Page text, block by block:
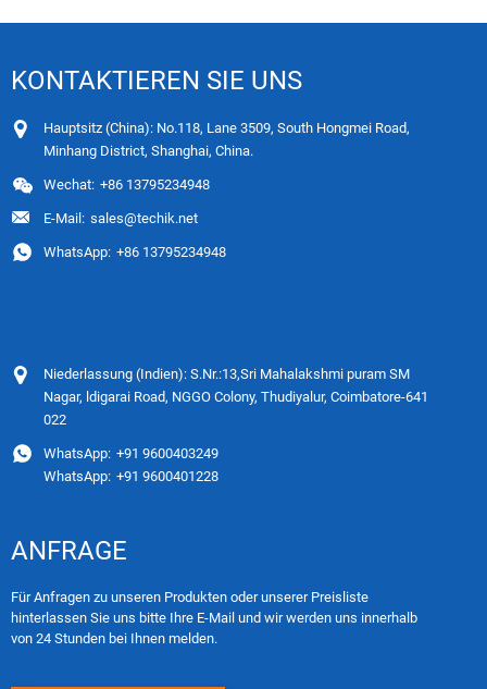
KONTAKTIEREN SIE UNS
Hauptsitz (China): No.118, Lane 3509, South Hongmei Road,
Minhang District, Shanghai, China.
Wechat: +86 13795234948
E-Mail: sales@techik.net
WhatsApp: +86 13795234948
Niederlassung (Indien): S.Nr.:13,Sri Mahalakshmi puram SM
Nagar, ldigarai Road, NGGO Colony, Thudiyalur, Coimbatore-641
022
WhatsApp: +91 9600403249
WhatsApp: +91 9600401228
ANFRAGE
Für Anfragen zu unseren Produkten oder unserer Preisliste
hinterlassen Sie uns bitte Ihre E-Mail und wir werden uns innerhalb
von 24 Stunden bei Ihnen melden.